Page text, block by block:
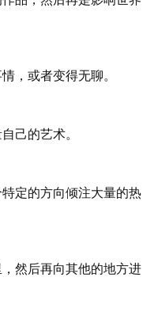
，或者变得无聊。
己的艺术。
定的方向倾注大量的热
然后再向其他的地方进